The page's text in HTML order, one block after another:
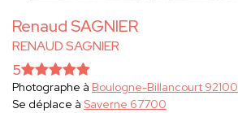
Renaud SAGNIER
RENAUD SAGNIER
5
Photographe à Boulogne-Billancourt 92100
Se déplace à Saverne 67700